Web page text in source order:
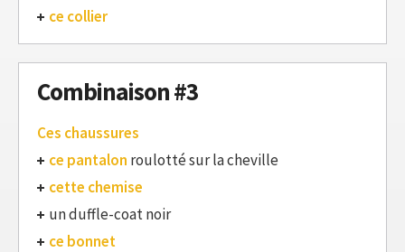
ce collier
Combinaison #3
Ces chaussures
ce pantalon roulotté sur la cheville
cette chemise
un duffle-coat noir
ce bonnet